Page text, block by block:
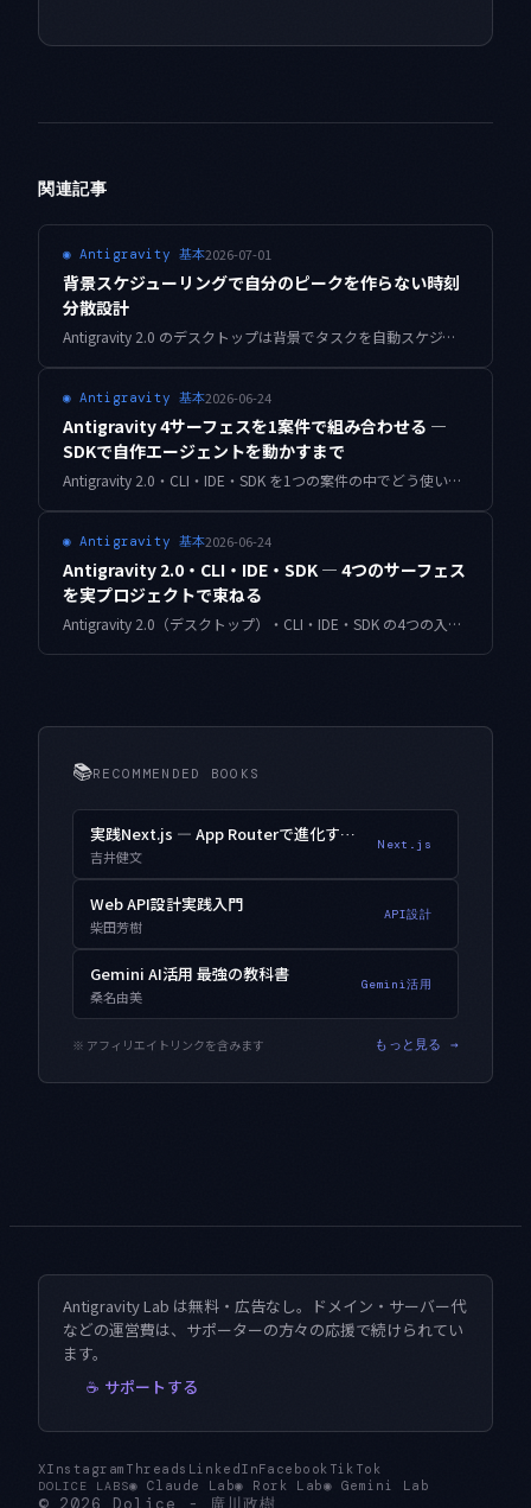
関連記事
◉ Antigravity 基本2026-07-01
背景スケジューリングで自分のピークを作らない時刻
分散設計
Antigravity 2.0 のデスクトップは背景でタスクを自動スケジュールします。便利な反面、丸い時刻に寄せると自分でピークを作り、深夜のジョブがまとめてこけます。時刻を散らして重なりを禁じる設計を実例でまとめます。
◉ Antigravity 基本2026-06-24
Antigravity 4サーフェスを1案件で組み合わせる —
SDKで自作エージェントを動かすまで
Antigravity 2.0・CLI・IDE・SDK を1つの案件の中でどう使い分け、どう橋渡しするか。設計の発散から本番の収束、そして Python SDK で小さなカスタムエージェントを動かすところまでを、実際の運用フローに沿って実装込みで解説します。
◉ Antigravity 基本2026-06-24
Antigravity 2.0・CLI・IDE・SDK — 4つのサーフェス
を実プロジェクトで束ねる
Antigravity 2.0（デスクトップ）・CLI・IDE・SDK の4つの入り口を、選び方の基準だけでなく、1つのプロジェクトの中で実際にどう束ねて回すかまで掘り下げます。ヘッドレス実行を自動化に組み込むコード例と、コストと移行の落とし穴も添えました。
📚RECOMMENDED BOOKS
実践Next.js — App Routerで進化するWebアプリ開発
吉井健文
Next.js
Web API設計実践入門
柴田芳樹
API設計
Gemini AI活用 最強の教科書
桑名由美
Gemini活用
※ アフィリエイトリンクを含みます もっと見る →
Antigravity Lab は無料・広告なし。ドメイン・サーバー代
などの運営費は、サポーターの方々の応援で続けられてい
ます。
☕ サポートする
XInstagram Threads LinkedInFacebook TikTok
DOLICE LABS◉ Claude Lab◉ Rork Lab◉ Gemini Lab